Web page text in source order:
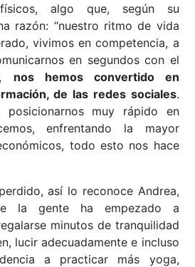
algo que, según su
razón: “nuestro ritmo de vida
vivimos en competencia, a
en segundos con el
nos hemos convertido en
de las redes sociales.
posicionarnos muy rápido en
enfrentando la mayor
todo esto nos hace
así lo reconoce Andrea,
la gente ha empezado a
minutos de tranquilidad
lucir adecuadamente e incluso
a practicar más yoga,